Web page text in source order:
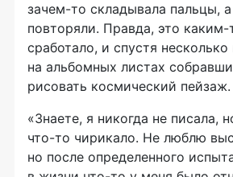
зачем-то складывала пальцы,
повторяли. Правда, это каким-
сработало, и спустя
на альбомных листах
рисовать космический пейзаж.
«Знаете, я никогда не писала,
что-то чирикало. Не люблю
но после определенного